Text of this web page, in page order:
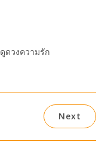
ดูดวงความรัก
Next